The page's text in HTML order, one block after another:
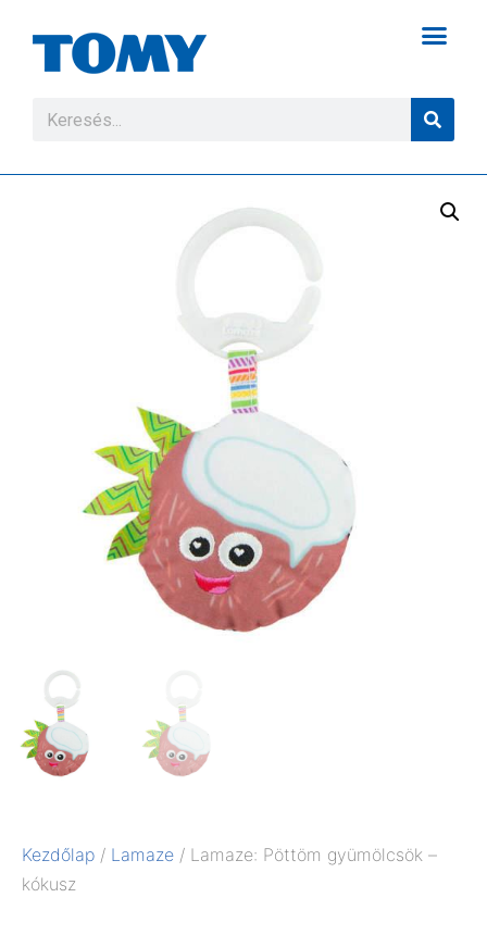
Kezdőlap / Lamaze / Lamaze: Pöttöm gyümölcsök –
kókusz